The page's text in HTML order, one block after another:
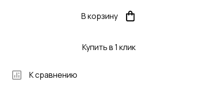
В корзину
Купить в 1 клик
К сравнению